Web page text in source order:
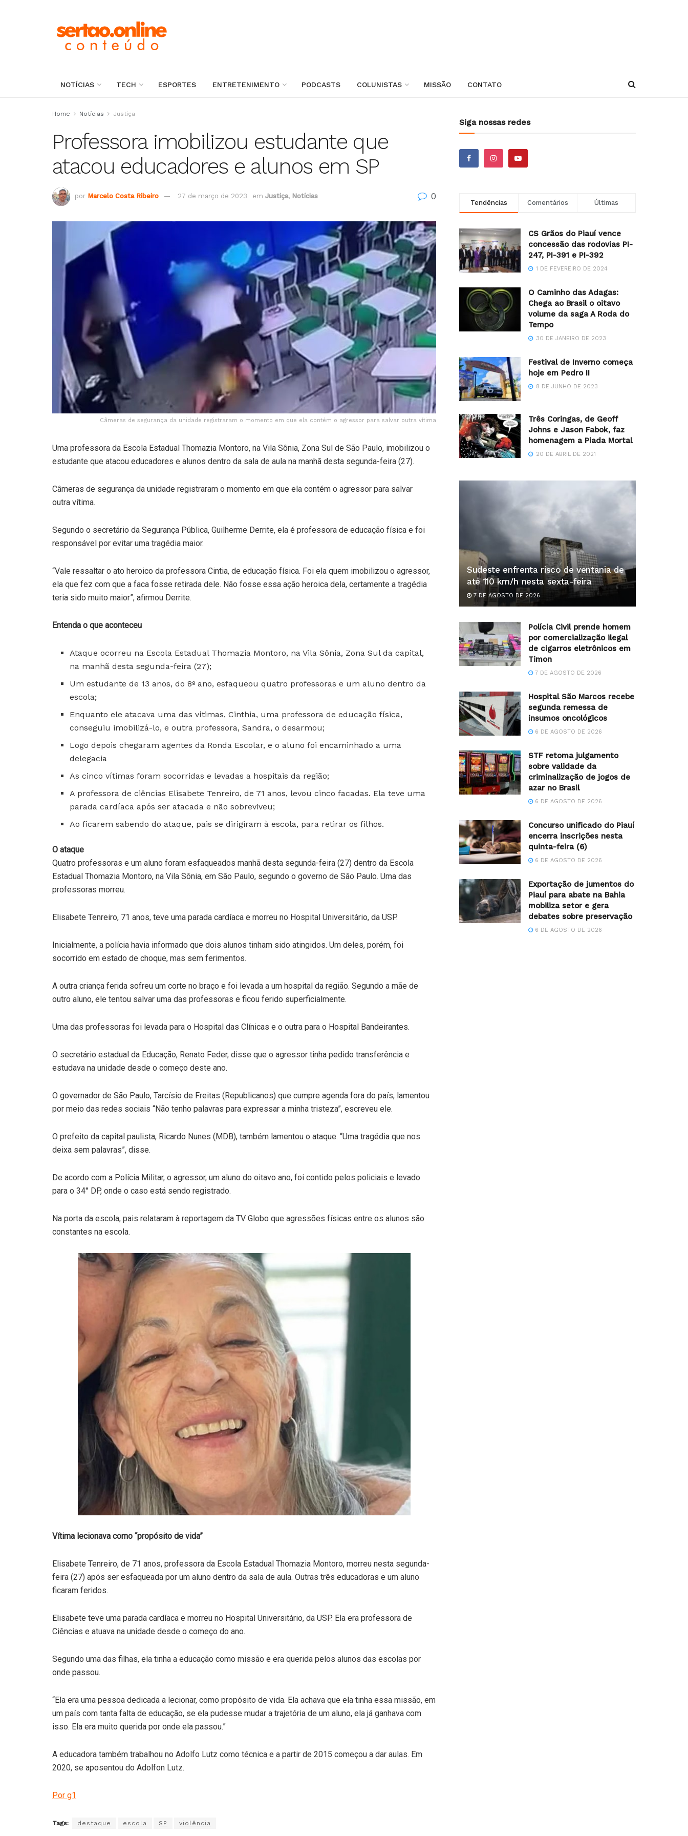
NOTÍCIAS TECH ESPORTES ENTRETENIMENTO PODCASTS COLUNISTAS MISSÃO CONTATO
Home Notícias Justiça
Professora imobilizou estudante que
atacou educadores e alunos em SP
por Marcelo Costa Ribeiro 27 de março de 2023 em Justiça, Notícias 0
Câmeras de segurança da unidade registraram o momento em que ela contém o agressor para salvar outra vítima
Uma professora da Escola Estadual Thomazia Montoro, na Vila Sônia, Zona Sul de São Paulo, imobilizou o
estudante que atacou educadores e alunos dentro da sala de aula na manhã desta segunda-feira (27).
Câmeras de segurança da unidade registraram o momento em que ela contém o agressor para salvar
outra vítima.
Segundo o secretário da Segurança Pública, Guilherme Derrite, ela é professora de educação física e foi
responsável por evitar uma tragédia maior.
“Vale ressaltar o ato heroico da professora Cintia, de educação física. Foi ela quem imobilizou o agressor,
ela que fez com que a faca fosse retirada dele. Não fosse essa ação heroica dela, certamente a tragédia
teria sido muito maior”, afirmou Derrite.
Entenda o que aconteceu
Ataque ocorreu na Escola Estadual Thomazia Montoro, na Vila Sônia, Zona Sul da capital,
na manhã desta segunda-feira (27);
Um estudante de 13 anos, do 8º ano, esfaqueou quatro professoras e um aluno dentro da
escola;
Enquanto ele atacava uma das vítimas, Cinthia, uma professora de educação física,
conseguiu imobilizá-lo, e outra professora, Sandra, o desarmou;
Logo depois chegaram agentes da Ronda Escolar, e o aluno foi encaminhado a uma
delegacia
As cinco vítimas foram socorridas e levadas a hospitais da região;
A professora de ciências Elisabete Tenreiro, de 71 anos, levou cinco facadas. Ela teve uma
parada cardíaca após ser atacada e não sobreviveu;
Ao ficarem sabendo do ataque, pais se dirigiram à escola, para retirar os filhos.
O ataque
Quatro professoras e um aluno foram esfaqueados manhã desta segunda-feira (27) dentro da Escola
Estadual Thomazia Montoro, na Vila Sônia, em São Paulo, segundo o governo de São Paulo. Uma das
professoras morreu.
Elisabete Tenreiro, 71 anos, teve uma parada cardíaca e morreu no Hospital Universitário, da USP.
Inicialmente, a polícia havia informado que dois alunos tinham sido atingidos. Um deles, porém, foi
socorrido em estado de choque, mas sem ferimentos.
A outra criança ferida sofreu um corte no braço e foi levada a um hospital da região. Segundo a mãe de
outro aluno, ele tentou salvar uma das professoras e ficou ferido superficialmente.
Uma das professoras foi levada para o Hospital das Clínicas e o outra para o Hospital Bandeirantes.
O secretário estadual da Educação, Renato Feder, disse que o agressor tinha pedido transferência e
estudava na unidade desde o começo deste ano.
O governador de São Paulo, Tarcísio de Freitas (Republicanos) que cumpre agenda fora do país, lamentou
por meio das redes sociais “Não tenho palavras para expressar a minha tristeza”, escreveu ele.
O prefeito da capital paulista, Ricardo Nunes (MDB), também lamentou o ataque. “Uma tragédia que nos
deixa sem palavras”, disse.
De acordo com a Polícia Militar, o agressor, um aluno do oitavo ano, foi contido pelos policiais e levado
para o 34° DP, onde o caso está sendo registrado.
Na porta da escola, pais relataram à reportagem da TV Globo que agressões físicas entre os alunos são
constantes na escola.
Vítima lecionava como “propósito de vida”
Elisabete Tenreiro, de 71 anos, professora da Escola Estadual Thomazia Montoro, morreu nesta segunda-
feira (27) após ser esfaqueada por um aluno dentro da sala de aula. Outras três educadoras e um aluno
ficaram feridos.
Elisabete teve uma parada cardíaca e morreu no Hospital Universitário, da USP. Ela era professora de
Ciências e atuava na unidade desde o começo do ano.
Segundo uma das filhas, ela tinha a educação como missão e era querida pelos alunos das escolas por
onde passou.
“Ela era uma pessoa dedicada a lecionar, como propósito de vida. Ela achava que ela tinha essa missão, em
um país com tanta falta de educação, se ela pudesse mudar a trajetória de um aluno, ela já ganhava com
isso. Ela era muito querida por onde ela passou.”
A educadora também trabalhou no Adolfo Lutz como técnica e a partir de 2015 começou a dar aulas. Em
2020, se aposentou do Adolfon Lutz.
Por g1
Tags: destaque escola SP violência
Siga nossas redes
Tendências Comentários Últimas
CS Grãos do Piauí vence
concessão das rodovias PI-
247, PI-391 e PI-392
1 DE FEVEREIRO DE 2024
O Caminho das Adagas:
Chega ao Brasil o oitavo
volume da saga A Roda do
Tempo
30 DE JANEIRO DE 2023
Festival de Inverno começa
hoje em Pedro II
8 DE JUNHO DE 2023
Três Coringas, de Geoff
Johns e Jason Fabok, faz
homenagem a Piada Mortal
20 DE ABRIL DE 2021
Sudeste enfrenta risco de ventania de
até 110 km/h nesta sexta-feira
7 DE AGOSTO DE 2026
Polícia Civil prende homem
por comercialização ilegal
de cigarros eletrônicos em
Timon
7 DE AGOSTO DE 2026
Hospital São Marcos recebe
segunda remessa de
insumos oncológicos
6 DE AGOSTO DE 2026
STF retoma julgamento
sobre validade da
criminalização de jogos de
azar no Brasil
6 DE AGOSTO DE 2026
Concurso unificado do Piauí
encerra inscrições nesta
quinta-feira (6)
6 DE AGOSTO DE 2026
Exportação de jumentos do
Piauí para abate na Bahia
mobiliza setor e gera
debates sobre preservação
6 DE AGOSTO DE 2026